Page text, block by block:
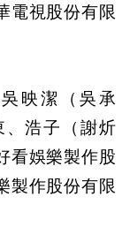
電視股份有限
映潔（吳承
浩子（謝炘
看娛樂製作股
製作股份有限